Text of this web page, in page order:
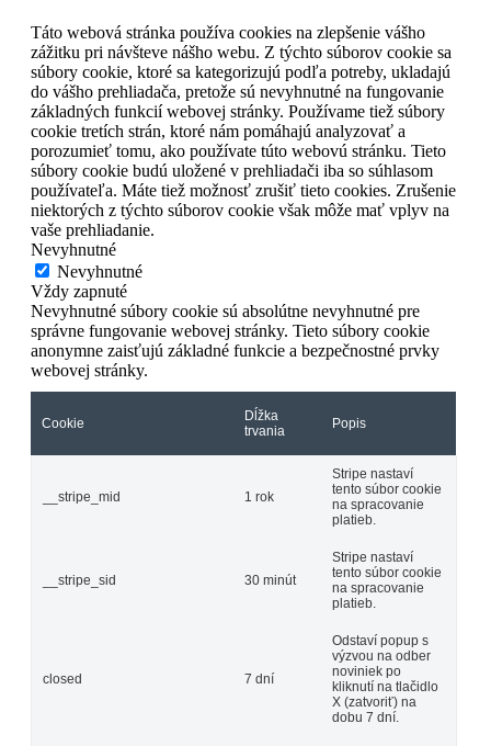
Táto webová stránka používa cookies na zlepšenie vášho
zážitku pri návšteve nášho webu. Z týchto súborov cookie sa
súbory cookie, ktoré sa kategorizujú podľa potreby, ukladajú
do vášho prehliadača, pretože sú nevyhnutné na fungovanie
základných funkcií webovej stránky. Používame tiež súbory
cookie tretích strán, ktoré nám pomáhajú analyzovať a
porozumieť tomu, ako používate túto webovú stránku. Tieto
súbory cookie budú uložené v prehliadači iba so súhlasom
používateľa. Máte tiež možnosť zrušiť tieto cookies. Zrušenie
niektorých z týchto súborov cookie však môže mať vplyv na
vaše prehliadanie.
Nevyhnutné
Nevyhnutné
Vždy zapnuté
Nevyhnutné súbory cookie sú absolútne nevyhnutné pre
správne fungovanie webovej stránky. Tieto súbory cookie
anonymne zaisťujú základné funkcie a bezpečnostné prvky
webovej stránky.
Cookie
Dĺžka
trvania
Popis
__stripe_mid 1 rok
Stripe nastaví
tento súbor cookie
na spracovanie
platieb.
__stripe_sid 30 minút
Stripe nastaví
tento súbor cookie
na spracovanie
platieb.
closed 7 dní
Odstaví popup s
výzvou na odber
noviniek po
kliknutí na tlačidlo
X (zatvoriť) na
dobu 7 dní.